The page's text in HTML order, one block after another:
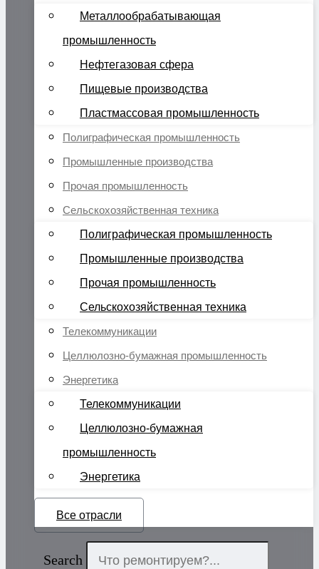
Металлообрабатывающая
промышленность
Нефтегазовая сфера
Пищевые производства
Пластмассовая промышленность
Полиграфическая промышленность
Промышленные производства
Прочая промышленность
Сельскохозяйственная техника
Полиграфическая промышленность
Промышленные производства
Прочая промышленность
Сельскохозяйственная техника
Телекоммуникации
Целлюлозно-бумажная промышленность
Энергетика
Телекоммуникации
Целлюлозно-бумажная
промышленность
Энергетика
Все отрасли
Search